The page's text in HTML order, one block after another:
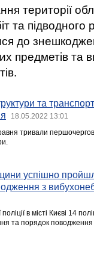
території
та
до
предметів та
та
18.05.2022 13:01
тривали
успішно
з
в місті Києві 14
та порядок